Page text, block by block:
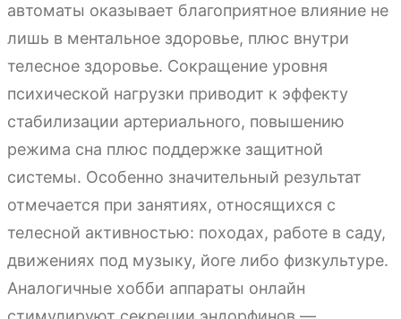
автоматы оказывает благоприятное влияние не
лишь в ментальное здоровье, плюс внутри
телесное здоровье. Сокращение уровня
психической нагрузки приводит к эффекту
стабилизации артериального, повышению
режима сна плюс поддержке защитной
системы. Особенно значительный результат
отмечается при занятиях, относящихся с
телесной активностью: походах, работе в саду,
движениях под музыку, йоге либо физкультуре.
Аналогичные хобби аппараты онлайн